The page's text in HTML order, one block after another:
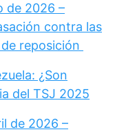
de 2026 –
contra las
reposición
¿Son
del TSJ 2025
de 2026 –